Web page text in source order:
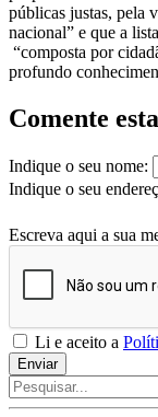
públicas justas, pela
nacional” e que a
“composta por
profundo
Comente
Indique o seu nome:
Indique o seu
Escreva aqui a sua
Li e aceito a
Enviar